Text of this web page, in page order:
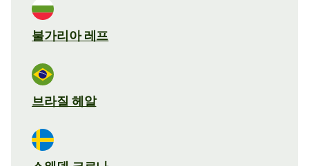
불가리아 레프
브라질 헤알